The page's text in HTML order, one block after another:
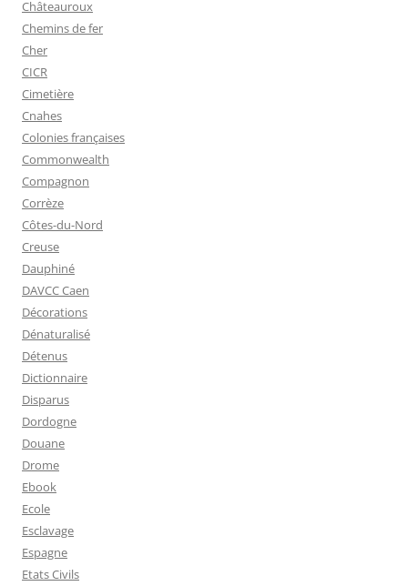
Châteauroux
Chemins de fer
Cher
CICR
Cimetière
Cnahes
Colonies françaises
Commonwealth
Compagnon
Corrèze
Côtes-du-Nord
Creuse
Dauphiné
DAVCC Caen
Décorations
Dénaturalisé
Détenus
Dictionnaire
Disparus
Dordogne
Douane
Drome
Ebook
Ecole
Esclavage
Espagne
Etats Civils